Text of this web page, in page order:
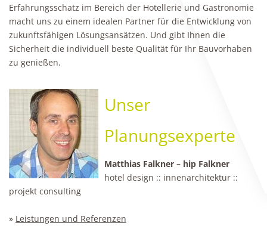
Erfahrungsschatz im Bereich der Hotellerie und Gastronomie
macht uns zu einem idealen Partner für die Entwicklung von
zukunftsfähigen Lösungsansätzen. Und gibt Ihnen die
Sicherheit die individuell beste Qualität für Ihr Bauvorhaben
zu genießen.
Unser
Planungsexperte
Matthias Falkner – hip Falkner
hotel design :: innenarchitektur ::
projekt consulting
» Leistungen und Referenzen